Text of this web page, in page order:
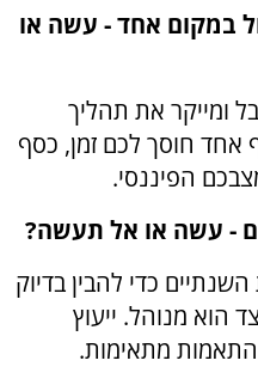
במקום אחד - עשה או
ומייקר את תהליך
אחד חוסך לכם זמן, כסף
הפיננסי.
כדי להבין בדיוק
הוא מנוהל. ייעוץ
התאמות מתאימות.